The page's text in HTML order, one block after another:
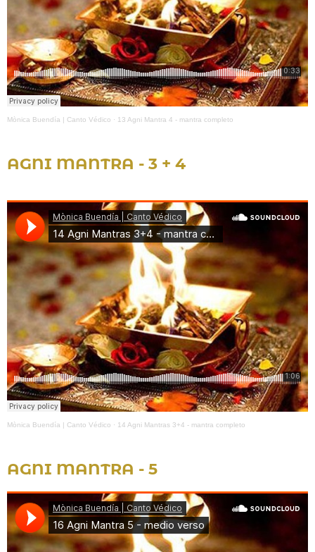
Mònica Buendía | Canto Védico · 13 Agni Mantra 4 - mantra completo
AGNI MANTRA - 3 + 4
Mònica Buendía | Canto Védico · 14 Agni Mantras 3+4 - mantra completo
AGNI MANTRA - 5